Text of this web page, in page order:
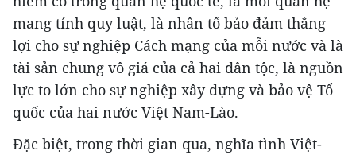
mang tính quy luật, là nhân tố bảo đảm thắng
lợi cho sự nghiệp Cách mạng của mỗi nước và là
tài sản chung vô giá của cả hai dân tộc, là nguồn
lực to lớn cho sự nghiệp xây dựng và bảo vệ Tổ
quốc của hai nước Việt Nam-Lào.
Đặc biệt, trong thời gian qua, nghĩa tình Việt-